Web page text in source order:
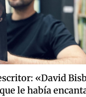
«David
le había